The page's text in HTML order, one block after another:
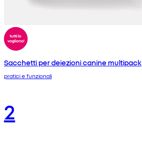
Sacchetti per deiezioni canine multipack
pratici e funzionali
2